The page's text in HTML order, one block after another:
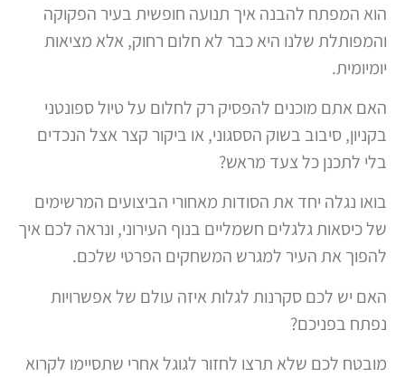
הוא המפתח להבנה איך תנועה חופשית בעיר הפקוקה
והמפותלת שלנו היא כבר לא חלום רחוק, אלא מציאות
יומיומית.
האם אתם מוכנים להפסיק רק לחלום על טיול ספונטני
בקניון, סיבוב בשוק הססגוני, או ביקור קצר אצל הנכדים
בלי לתכנן כל צעד מראש?
בואו נגלה יחד את הסודות מאחורי הביצועים המרשימים
של כיסאות גלגלים חשמליים בנוף העירוני, ונראה לכם איך
להפוך את העיר למגרש המשחקים הפרטי שלכם.
האם יש לכם סקרנות לגלות איזה עולם של אפשרויות
נפתח בפניכם?
מובטח לכם שלא תרצו לחזור לגוגל אחרי שתסיימו לקרוא